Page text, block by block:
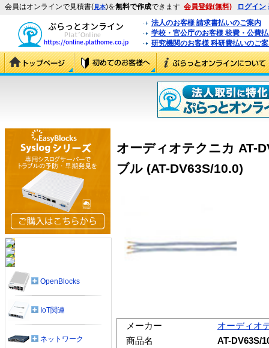
会員はオンラインで見積書(見本)を無料で作成できます 会員登録(無料) ログイン
法人のお客様 請求書払いのご案内
学校・官公庁のお客様 校費・公費
研究機関のお客様 科研費払いのご
オーディオテクニカ AT-
ブル (AT-DV63S/10.0)
メーカー
オーディオ
商品名
AT-DV63S/
OpenBlocks
IoT関連
ネットワーク